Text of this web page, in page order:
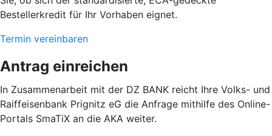
Bestellerkredit für Ihr Vorhaben eignet.
Termin vereinbaren
Antrag einreichen
In Zusammenarbeit mit der DZ BANK reicht Ihre Volks- und
Raiffeisenbank Prignitz eG die Anfrage mithilfe des Online-
Portals SmaTiX an die AKA weiter.